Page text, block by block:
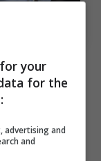
your
for the
advertising and
and